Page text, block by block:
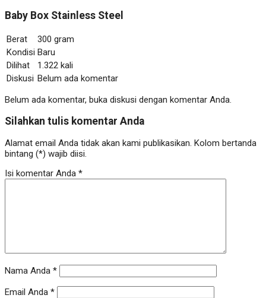
Baby Box Stainless Steel
Berat
300 gram
Kondisi Baru
Dilihat
1.322 kali
Diskusi Belum ada komentar
Belum ada komentar, buka diskusi dengan komentar Anda.
Silahkan tulis komentar Anda
Alamat email Anda tidak akan kami publikasikan. Kolom bertanda
bintang (*) wajib diisi.
Isi komentar Anda *
Nama Anda *
Email Anda *